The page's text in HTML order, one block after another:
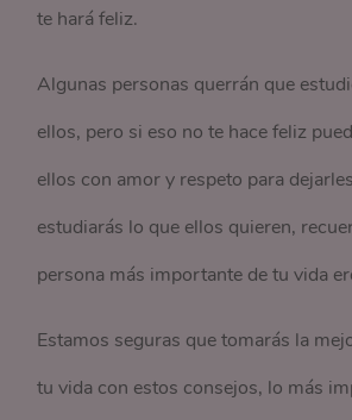
te hará feliz.
Algunas personas querrán que
ellos, pero si eso no te hace feliz
ellos con amor y respeto para
estudiarás lo que ellos quieren,
persona más importante de tu vida
Estamos seguras que tomarás la
tu vida con estos consejos, lo más